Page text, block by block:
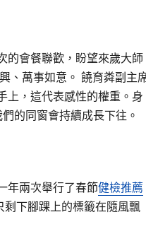
的會餐聯歡，盼望來歲大師
、萬事如意。 饒育粦副主
上，這代表感性的權重。身
的同窗會持續成長下往。
年兩次舉行了春節健檢推薦
下腳踝上的標籤在隨風飄